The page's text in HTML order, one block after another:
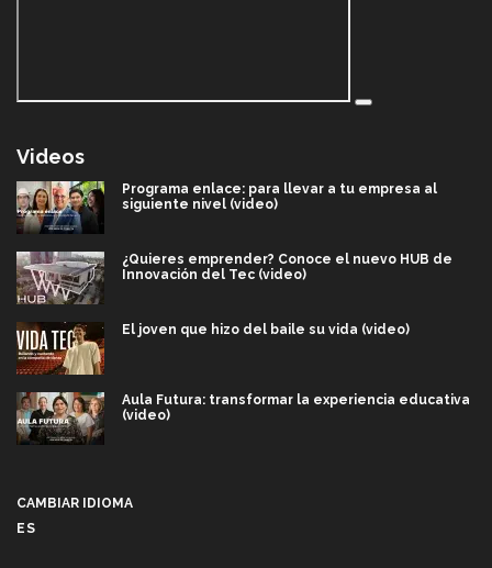
Videos
Programa enlace: para llevar a tu empresa al
siguiente nivel (video)
¿Quieres emprender? Conoce el nuevo HUB de
Innovación del Tec (video)
El joven que hizo del baile su vida (video)
Aula Futura: transformar la experiencia educativa
(video)
CAMBIAR IDIOMA
ES